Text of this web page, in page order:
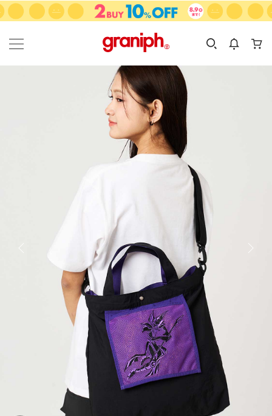
カテゴリーから探す
KIDS
カテゴリ
サイズ